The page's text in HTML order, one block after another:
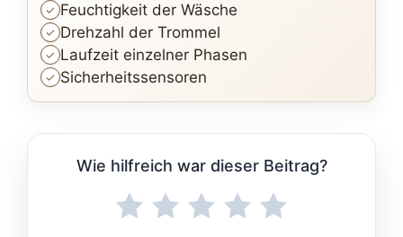
Feuchtigkeit der Wäsche
Drehzahl der Trommel
Laufzeit einzelner Phasen
Sicherheitssensoren
Wie hilfreich war dieser Beitrag?